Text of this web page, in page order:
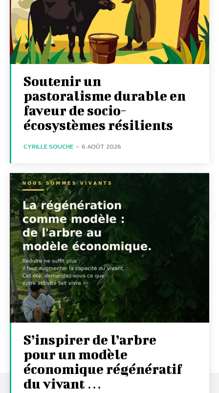
Soutenir un
pastoralisme durable en
faveur de socio-
écosystèmes résilients
CYRILLE SOUCHE - 6 AOÛT 2026
S’inspirer de l’arbre
pour un modèle
économique régénératif
du vivant …